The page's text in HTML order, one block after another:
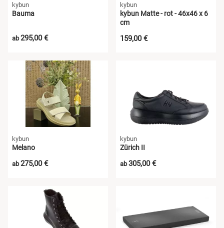
kybun
Bauma
ab295,00 €
kybun
kybun Matte - rot - 46x46 x 6
cm
159,00 €
kybun
Melano
ab275,00 €
kybun
Zürich II
ab305,00 €